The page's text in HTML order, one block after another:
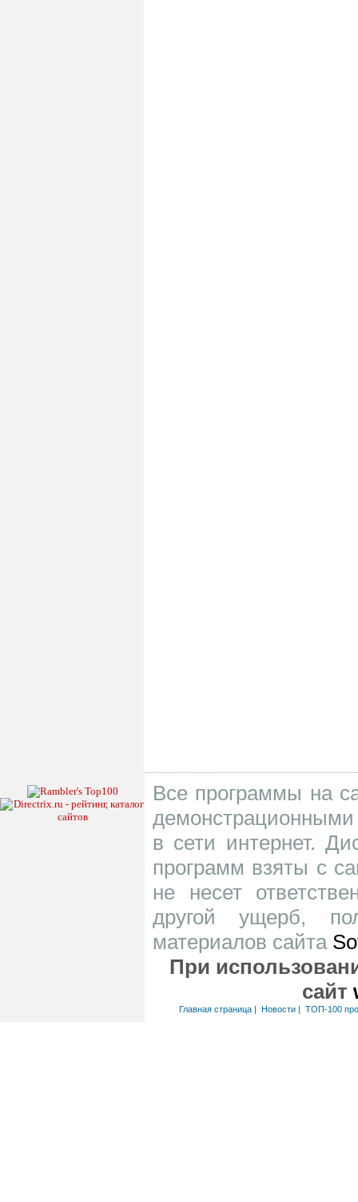
Все программы на
в сети интернет.
программ взяты с
не несет
другой ущерб,
материалов сайта
При
сайт
Главная страница| Новости| ТОП-100